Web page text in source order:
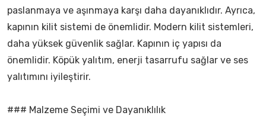
paslanmaya ve aşınmaya karşı daha dayanıklıdır. Ayrıca,
kapının kilit sistemi de önemlidir. Modern kilit sistemleri,
daha yüksek güvenlik sağlar. Kapının iç yapısı da
önemlidir. Köpük yalıtım, enerji tasarrufu sağlar ve ses
yalıtımını iyileştirir.
### Malzeme Seçimi ve Dayanıklılık